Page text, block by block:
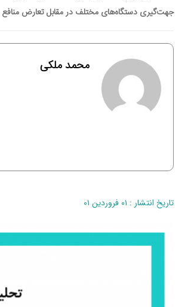
جهت‌گیری دستگاه‌های مختلف در مقابل تعارض منافع
محمد ملکی
تاریخ انتشار : ۰۱ فروردین ۰۱